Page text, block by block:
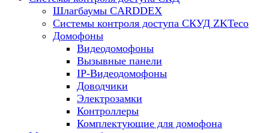
Шлагбаумы CARDDEX
Системы контроля доступа СКУД ZKTeco
Домофоны
Видеодомофоны
Вызывные панели
IP-Видеодомофоны
Доводчики
Электрозамки
Контроллеры
Комплектующие для домофона